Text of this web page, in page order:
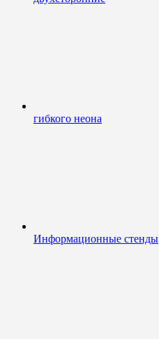
гибкого неона
Информационные стенды